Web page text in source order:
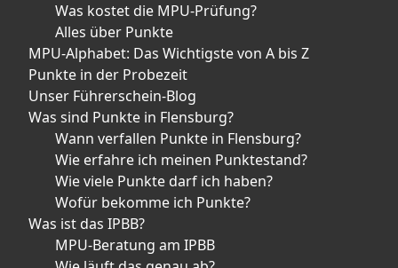
Was kostet die MPU-Prüfung?
Alles über Punkte
MPU-Alphabet: Das Wichtigste von A bis Z
Punkte in der Probezeit
Unser Führerschein-Blog
Was sind Punkte in Flensburg?
Wann verfallen Punkte in Flensburg?
Wie erfahre ich meinen Punktestand?
Wie viele Punkte darf ich haben?
Wofür bekomme ich Punkte?
Was ist das IPBB?
MPU-Beratung am IPBB